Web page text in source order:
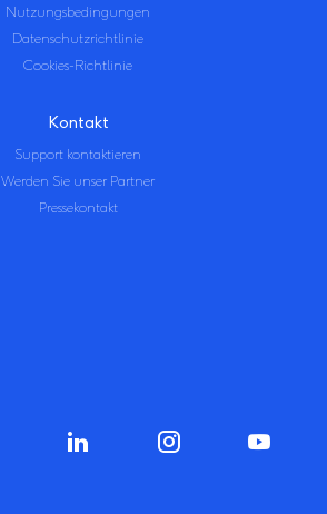
Nutzungsbedingungen
Datenschutzrichtlinie
Cookies-Richtlinie
Kontakt
Support kontaktieren
Werden Sie unser Partner
Pressekontakt